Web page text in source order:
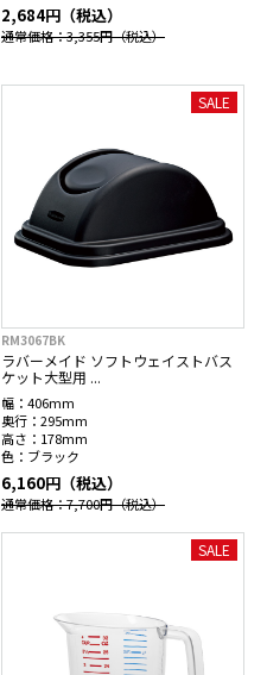
2,684円（税込）
通常価格：3,355円（税込）
SALE
RM3067BK
ラバーメイド ソフトウェイストバス
ケット大型用 ...
幅： 406mm
奥行： 295mm
高さ： 178mm
色： ブラック
6,160円（税込）
通常価格：7,700円（税込）
SALE